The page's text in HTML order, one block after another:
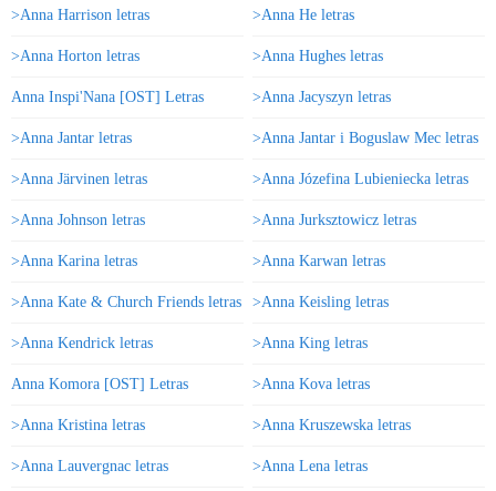
>Anna Harrison letras >Anna He letras
>Anna Horton letras >Anna Hughes letras
Anna Inspi'Nana [OST] Letras >Anna Jacyszyn letras
>Anna Jantar letras >Anna Jantar i Boguslaw Mec letras
>Anna Järvinen letras >Anna Józefina Lubieniecka letras
>Anna Johnson letras >Anna Jurksztowicz letras
>Anna Karina letras >Anna Karwan letras
>Anna Kate & Church Friends letras >Anna Keisling letras
>Anna Kendrick letras >Anna King letras
Anna Komora [OST] Letras >Anna Kova letras
>Anna Kristina letras >Anna Kruszewska letras
>Anna Lauvergnac letras >Anna Lena letras